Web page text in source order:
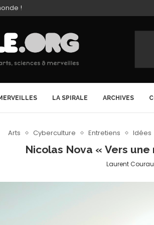
!
LA SPIRALE ARCHIVES
Arts Cyberculture Entretiens Idées
Nicolas Nova « Vers
Laurent Courau